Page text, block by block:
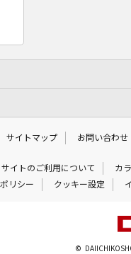
サイトマップ お問い合わせ
サイトのご利用について カ
リシー クッキー設定
©